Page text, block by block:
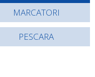
MARCATORI
PESCARA